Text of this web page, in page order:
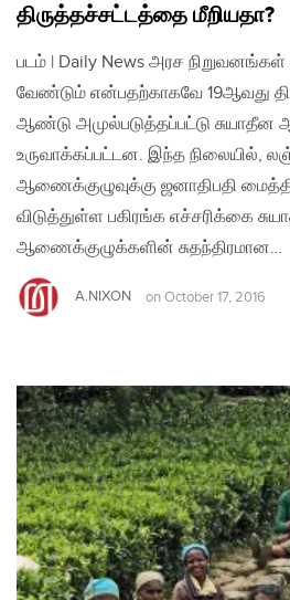
திருத்தச்சட்டத்தை மீறியதா?
படம் | Daily News அரச
வேண்டும் என்பதற்காகவே 19ஆவது
ஆண்டு அமுல்படுத்தப்பட்டு
உருவாக்கப்பட்டன. இந்த நிலையில்,
ஆணைக்குழுவுக்கு ஜனாதிபதி
விடுத்துள்ள பகிரங்க எச்சரிக்கை
ஆணைக்குழுக்களின் சுதந்திரமான…
A.NIXON on October 17, 2016